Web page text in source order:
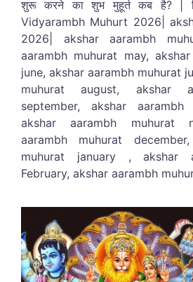
शुरू करने का शुभ मुहूर्त कब है? |
Vidyarambh Muhurt 2026|
2026| akshar aarambh
aarambh muhurat may,
june, akshar aarambh muhurat
muhurat august, akshar
september, akshar
akshar aarambh muhurat
aarambh muhurat
muhurat january , akshar
February, akshar aarambh